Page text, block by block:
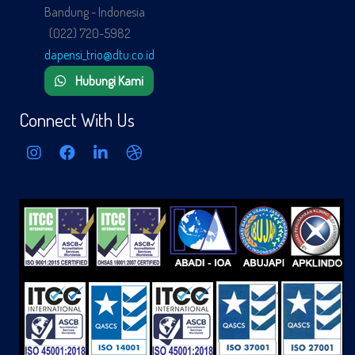
Bandung - Indonesia
(022) 720-5982
dapensi_trio@dtu.co.id
Hubungi Kami
Connect With Us